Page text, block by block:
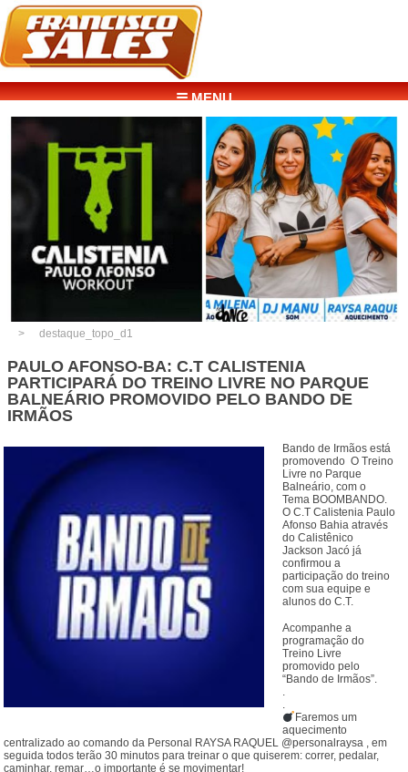
☰ MENU
destaque_topo_d1
PAULO AFONSO-BA: C.T CALISTENIA
PARTICIPARÁ DO TREINO LIVRE NO PARQUE
BALNEÁRIO PROMOVIDO PELO BANDO DE
IRMÃOS
Bando de Irmãos está
promovendo O Treino
Livre no Parque
Balneário, com o
Tema BOOMBANDO.
O C.T Calistenia Paulo
Afonso Bahia através
do Calistênico
Jackson Jacó já
confirmou a
participação do treino
com sua equipe e
alunos do C.T.
Acompanhe a
programação do
Treino Livre
promovido pelo
“Bando de Irmãos”.
.
.
Faremos um
aquecimento
centralizado ao comando da Personal RAYSA RAQUEL @personalraysa , em
seguida todos terão 30 minutos para treinar o que quiserem: correr, pedalar,
caminhar, remar…o importante é se movimentar!